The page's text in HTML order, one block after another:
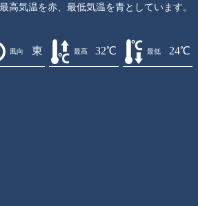
高気温を赤、最低気温を青としています。
風向 東 最高 32℃ 最低 24℃